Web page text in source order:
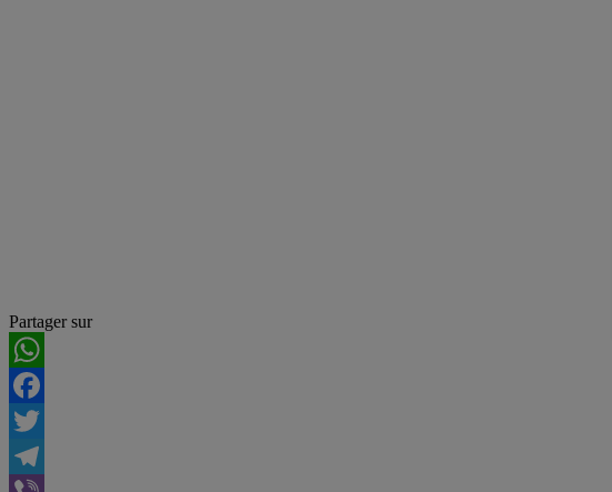
Partager sur
WhatsApp
Facebook
Twitter